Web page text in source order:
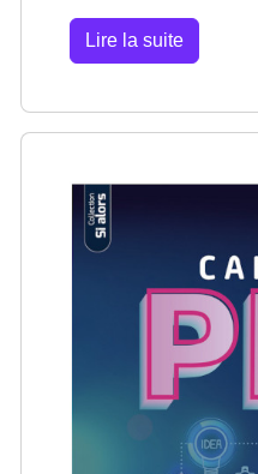
Lire la suite